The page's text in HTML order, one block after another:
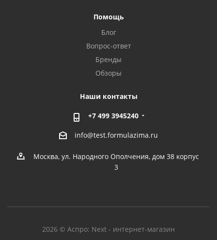
Помощь
Блог
Вопрос-ответ
Бренды
Обзоры
Наши контакты
+7 499 3945240
info@test.formulazima.ru
Москва, ул. Народного Ополчения, дом 38 корпус
3
2026 © Аспро: Next - интернет-магазин